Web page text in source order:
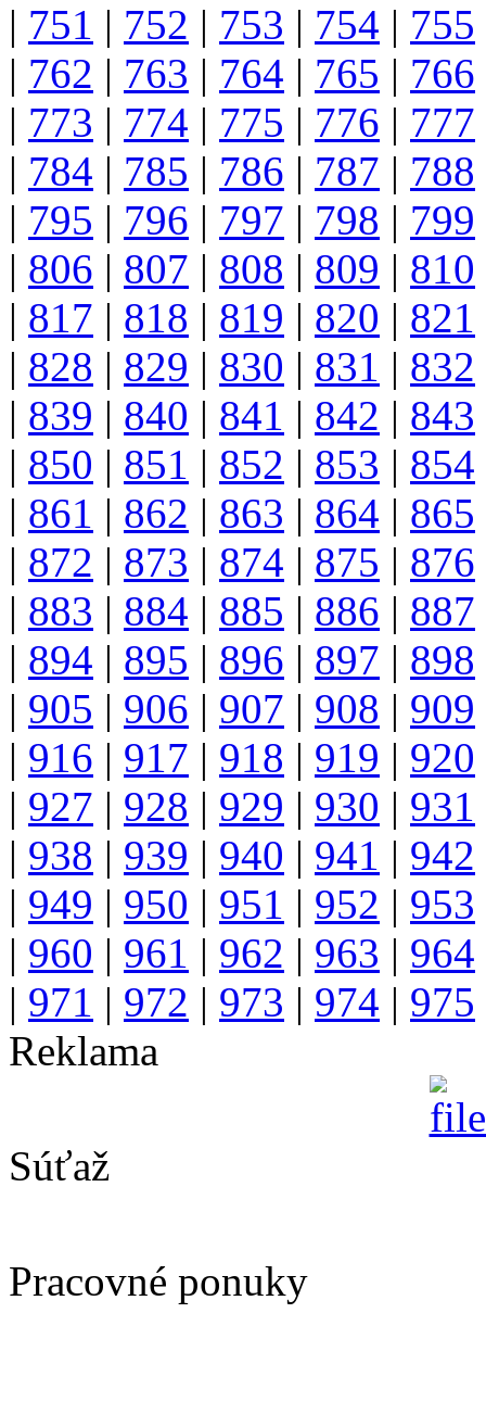
| 751 | 752 | 753 | 754 | 755
| 762 | 763 | 764 | 765 | 766
| 773 | 774 | 775 | 776 | 777
| 784 | 785 | 786 | 787 | 788
| 795 | 796 | 797 | 798 | 799
| 806 | 807 | 808 | 809 | 810
| 817 | 818 | 819 | 820 | 821
| 828 | 829 | 830 | 831 | 832
| 839 | 840 | 841 | 842 | 843
| 850 | 851 | 852 | 853 | 854
| 861 | 862 | 863 | 864 | 865
| 872 | 873 | 874 | 875 | 876
| 883 | 884 | 885 | 886 | 887
| 894 | 895 | 896 | 897 | 898
| 905 | 906 | 907 | 908 | 909
| 916 | 917 | 918 | 919 | 920
| 927 | 928 | 929 | 930 | 931
| 938 | 939 | 940 | 941 | 942
| 949 | 950 | 951 | 952 | 953
| 960 | 961 | 962 | 963 | 964
| 971 | 972 | 973 | 974 | 975
Reklama
Súťaž
Pracovné ponuky